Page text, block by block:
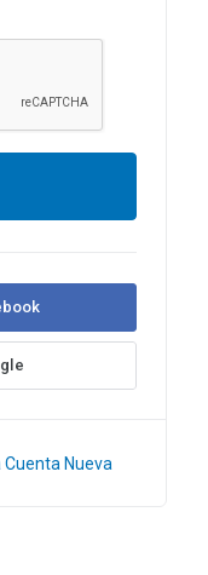
Cuenta Nueva